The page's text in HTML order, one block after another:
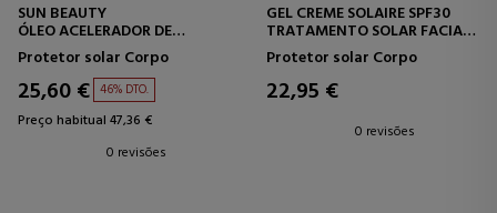
SUN BEAUTY
ÓLEO ACELERADOR DE
BRONZEADO SEDOSO FPS 30
Protetor solar Corpo
25,60 € 46% DTO.
Preço habitual 47,36 €
0 revisões
GEL CREME SOLAIRE SPF30
TRATAMENTO SOLAR FACIAL
E CORPORAL
Protetor solar Corpo
22,95 €
0 revisões